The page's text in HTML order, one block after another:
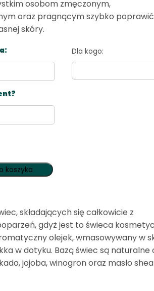
osobom zmęczonym,
oraz pragnącym szybko poprawić
skóry.
koszyka
składających się całkowicie z
gdyż jest to świeca
olejek, wmasowywany w
w dotyku. Bazą świec są naturalne
jojoba, winogron oraz masło